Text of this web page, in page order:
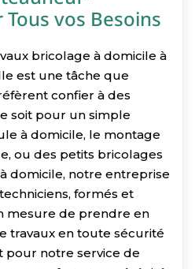
vos Besoins
bricolage à domicile à
est une tâche que
confier à des
soit pour un simple
à domicile, le montage
ou des petits bricolages
domicile, notre entreprise
formés et
mesure de prendre en
travaux en toute sécurité
pour notre service de